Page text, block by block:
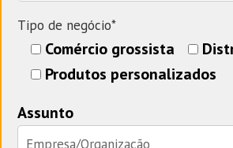
Tipo de negócio*
Comércio grossista
Produtos personalizados
Assunto